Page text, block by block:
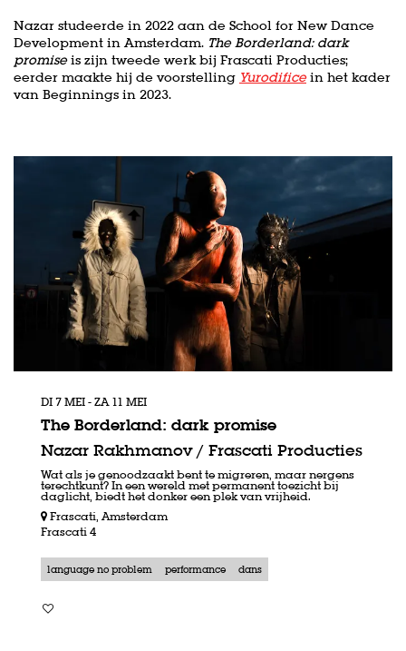
Nazar studeerde in 2022 aan de School for New Dance
Development in Amsterdam. The Borderland: dark
promiseis zijn tweede werk bij Frascati Producties;
eerder maakte hij de voorstelling Yurodifice in het kader
van Beginnings in 2023.
The Borderland: dark promise
Nazar Rakhmanov / Frascati Producties
DI 7 MEI-ZA 11 MEI
Wat als je genoodzaakt bent te migreren, maar nergens
terechtkunt? In een wereld met permanent toezicht bij
daglicht, biedt het donker een plek van vrijheid.
Frascati, Amsterdam
Frascati 4
language no problem performance dans